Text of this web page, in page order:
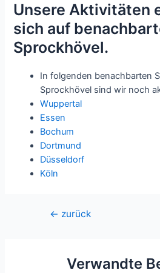
Unsere Aktivitäten
sich auf
Sprockhövel.
In folgenden benachbarten
Sprockhövel sind wir noch
Wuppertal
Essen
Bochum
Dortmund
Düsseldorf
Köln
Beitragsnavigation
← zurück
Verwandte